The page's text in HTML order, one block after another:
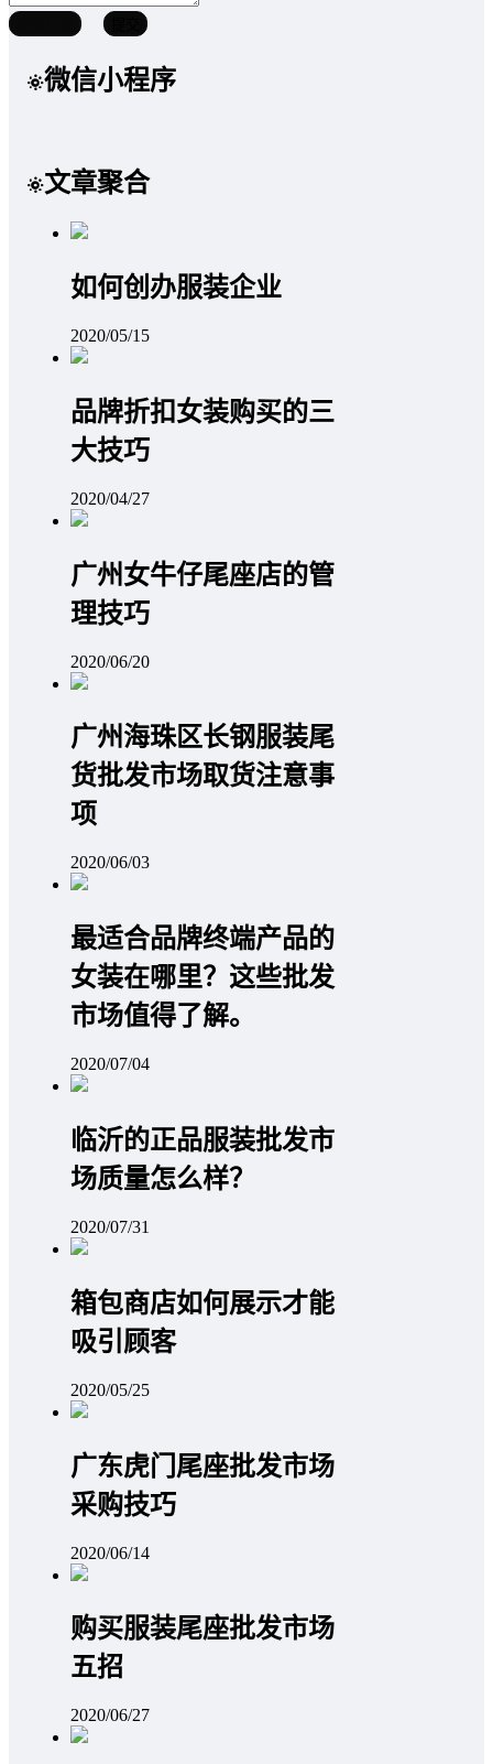
微信小程序
文章聚合
如何创办服装企业
2020/05/15
品牌折扣女装购买的三
大技巧
2020/04/27
广州女牛仔尾座店的管
理技巧
2020/06/20
广州海珠区长钢服装尾
货批发市场取货注意事
项
2020/06/03
最适合品牌终端产品的
女装在哪里？这些批发
市场值得了解。
2020/07/04
临沂的正品服装批发市
场质量怎么样？
2020/07/31
箱包商店如何展示才能
吸引顾客
2020/05/25
广东虎门尾座批发市场
采购技巧
2020/06/14
购买服装尾座批发市场
五招
2020/06/27